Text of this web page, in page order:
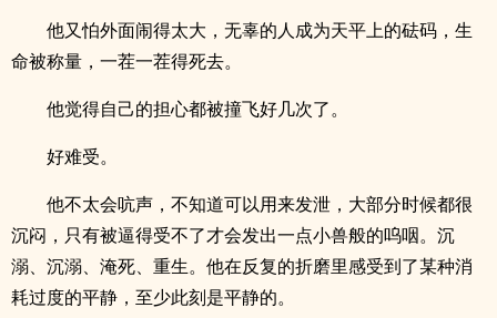
他又怕外面闹得太大，无辜的人成为天平上的砝码，生
命被称量，一茬一茬得死去。
他觉得自己的担心都被撞飞好几次了。
好难受。
他不太会吭声，不知道可以用来发泄，大部分时候都很
沉闷，只有被逼得受不了才会发出一点小兽般的呜咽。沉
溺、沉溺、淹死、重生。他在反复的折磨里感受到了某种消
耗过度的平静，至少此刻是平静的。